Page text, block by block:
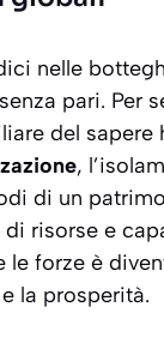
nelle
pari. Per
del
,
di un
risorse e
forze è
la prosperità.